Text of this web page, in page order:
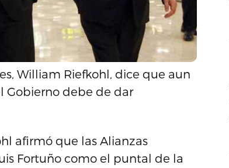
William Riefkohl, dice que aun
Gobierno debe de dar
afirmó que las Alianzas
Fortuño como el puntal de la